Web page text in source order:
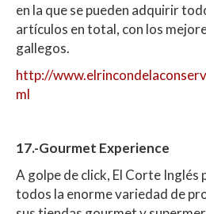
en la que se pueden adquirir
artículos en total, con los
gallegos.
http://
ml
17.-Gourmet Experience
A golpe de click, El Corte Inglés
todos la enorme variedad de